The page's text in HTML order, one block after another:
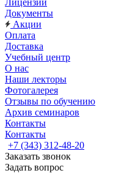
Лицензии
Документы
Акции
Оплата
Доставка
Учебный центр
О нас
Наши лекторы
Фотогалерея
Отзывы по обучению
Архив семинаров
Контакты
Контакты
+7 (343) 312-48-20
Заказать звонок
Задать вопрос